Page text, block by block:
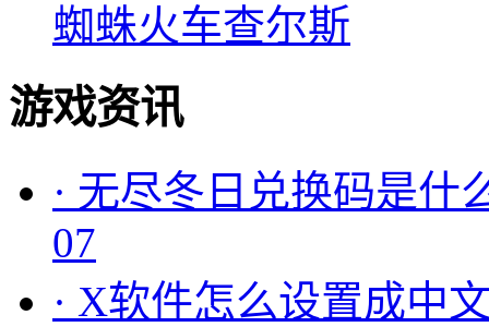
蜘蛛火车查尔斯
游戏资讯
· 无尽冬日兑换码是什
07
· X软件怎么设置成中